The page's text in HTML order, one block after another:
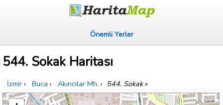
Önemli Yerler
544. Sokak Haritası
İzmir › Buca › Akıncılar Mh. › 544. Sokak»